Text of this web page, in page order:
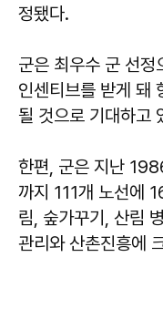
정됐다.
군은 최우수 군 선정
인센티브를 받게 돼
될 것으로 기대하고
한편, 군은 지난
까지 111개 노선에
림, 숲가꾸기, 산림
관리와 산촌진흥에